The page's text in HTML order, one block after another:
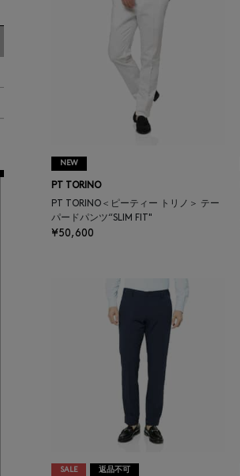
NEW
PT TORINO
PT TORINO＜ピーティー トリノ＞ テー
パードパンツ“SLIM FIT"
¥50,600
SALE 返品不可